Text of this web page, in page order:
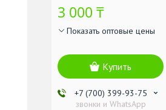
3 000 ₸
Показать оптовые цены
Купить
+7 (700) 399-93-75
звонки и WhatsApp